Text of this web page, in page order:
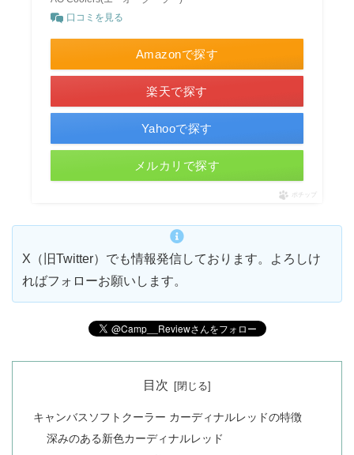
口コミを見る
Amazonで探す
楽天で探す
Yahooで探す
メルカリで探す
ポチップ
X（旧Twitter）でも情報発信しております。よろしけ
ればフォローお願いします。
目次
キャンバスソフトクーラー カーディナルレッドの特徴
深みのある新色カーディナルレッド